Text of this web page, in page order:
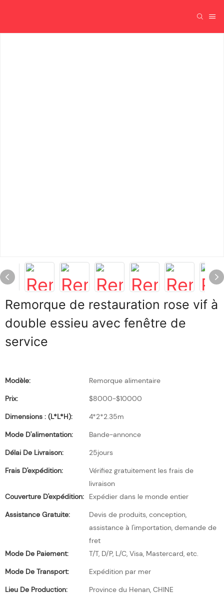
Remorque de restauration rose vif à
double essieu avec fenêtre de
service
Modèle:
Remorque alimentaire
Prix:
$8000-$10000
Dimensions : (L*l*H):
4*2*2.35m
Mode D'alimentation:
Bande-annonce
Délai De Livraison:
25jours
Frais D'expédition:
Vérifiez gratuitement les frais de
livraison
Couverture D'expédition:
Expédier dans le monde entier
Assistance Gratuite:
Devis de produits, conception,
assistance à l'importation, demande de
fret
Mode De Paiement:
T/T, D/P, L/C, Visa, Mastercard, etc.
Mode De Transport:
Expédition par mer
Lieu De Production:
Province du Henan, CHINE